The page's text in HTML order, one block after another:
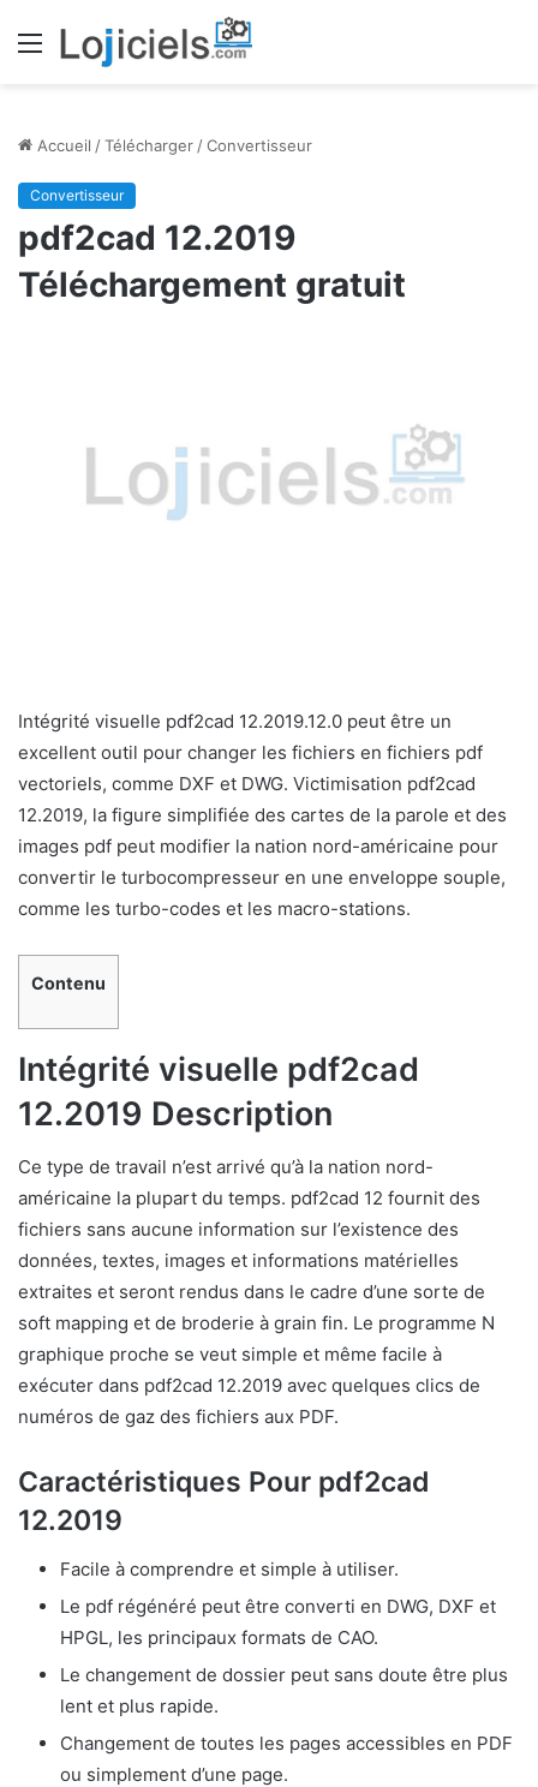
Menu
Accueil /Télécharger /Convertisseur
Convertisseur
pdf2cad 12.2019
Téléchargement gratuit
Intégrité visuelle pdf2cad 12.2019.12.0 peut être un
excellent outil pour changer les fichiers en fichiers pdf
vectoriels, comme DXF et DWG. Victimisation pdf2cad
12.2019, la figure simplifiée des cartes de la parole et des
images pdf peut modifier la nation nord-américaine pour
convertir le turbocompresseur en une enveloppe souple,
comme les turbo-codes et les macro-stations.
Contenu
Intégrité visuelle pdf2cad
12.2019 Description
Ce type de travail n’est arrivé qu’à la nation nord-
américaine la plupart du temps. pdf2cad 12 fournit des
fichiers sans aucune information sur l’existence des
données, textes, images et informations matérielles
extraites et seront rendus dans le cadre d’une sorte de
soft mapping et de broderie à grain fin. Le programme N
graphique proche se veut simple et même facile à
exécuter dans pdf2cad 12.2019 avec quelques clics de
numéros de gaz des fichiers aux PDF.
Caractéristiques Pour pdf2cad
12.2019
Facile à comprendre et simple à utiliser.
Le pdf régénéré peut être converti en DWG, DXF et
HPGL, les principaux formats de CAO.
Le changement de dossier peut sans doute être plus
lent et plus rapide.
Changement de toutes les pages accessibles en PDF
ou simplement d’une page.